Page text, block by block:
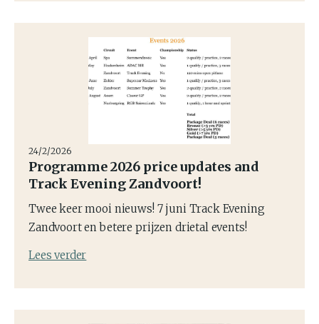
24/2/2026
Programme 2026 price updates and
Track Evening Zandvoort!
Twee keer mooi nieuws! 7 juni Track Evening
Zandvoort en betere prijzen drietal events!
Lees verder